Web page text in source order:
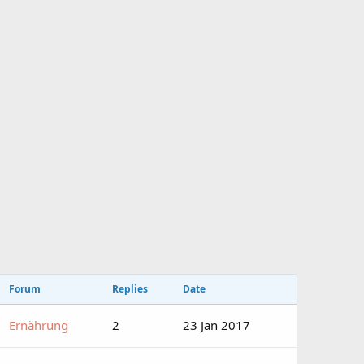
Forum Replies Date
Ernährung 2 23 Jan 2017